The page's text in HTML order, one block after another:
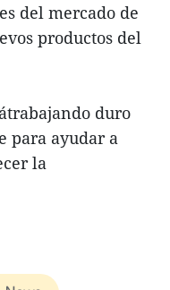
del mercado de
productos del
duro
para ayudar a
la